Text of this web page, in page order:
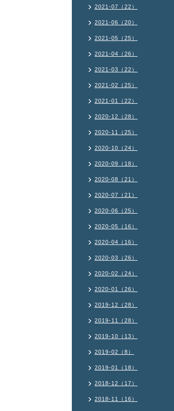
2021-07（22）
2021-06（20）
2021-05（25）
2021-04（26）
2021-03（22）
2021-02（25）
2021-01（22）
2020-12（28）
2020-11（25）
2020-10（24）
2020-09（18）
2020-08（21）
2020-07（21）
2020-06（25）
2020-05（16）
2020-04（16）
2020-03（26）
2020-02（24）
2020-01（26）
2019-12（28）
2019-11（28）
2019-10（13）
2019-02（8）
2019-01（18）
2018-12（17）
2018-11（16）